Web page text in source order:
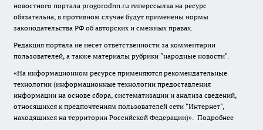
новостного портала progorodnn.ru гиперссылка на ресурс
обязательна, в противном случае будут применены нормы
законодательства РФ об авторских и смежных правах.
Редакция портала не несет ответственности за комментарии
пользователей, а также материалы рубрики "народные новости".
«На информационном ресурсе применяются рекомендательные
технологии (информационные технологии предоставления
информации на основе сбора, систематизации и анализа сведений,
относящихся к предпочтениям пользователей сети "Интернет",
находящихся на территории Российской Федерации)». Подробнее